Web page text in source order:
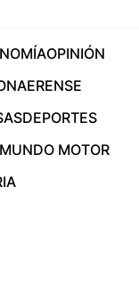
OPINIÓN
DEPORTES
MOTOR